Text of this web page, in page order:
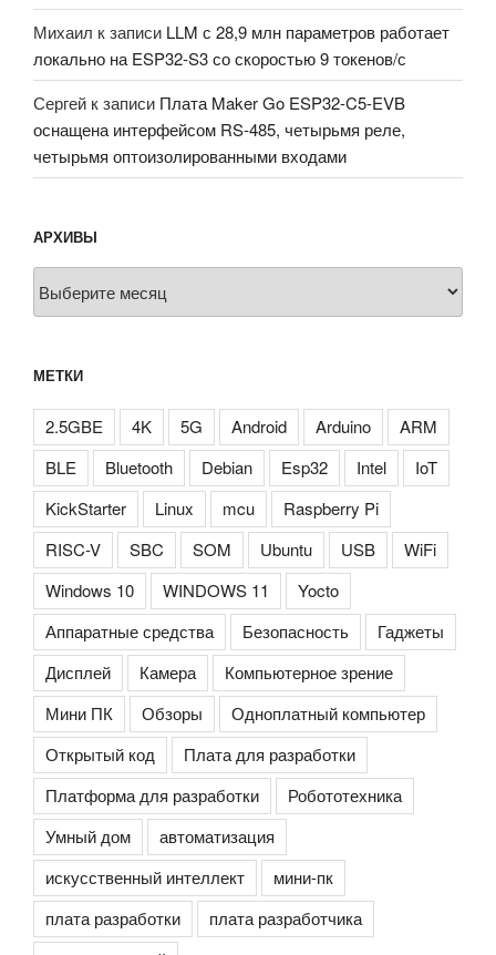
Михаил к записи LLM с 28,9 млн параметров работает
локально на ESP32-S3 со скоростью 9 токенов/с
Сергей к записи Плата Maker Go ESP32-C5-EVB
оснащена интерфейсом RS-485, четырьмя реле,
четырьмя оптоизолированными входами
АРХИВЫ
МЕТКИ
2.5GBE 4K 5G Android Arduino
ARM
BLE
Bluetooth Debian Esp32 Intel
IoT
KickStarter
Linux mcu
Raspberry Pi
RISC-V
SBC SOM Ubuntu USB
WiFi
Windows 10
WINDOWS 11
Yocto
Аппаратные средства
Безопасность
Гаджеты
Дисплей
Камера
Компьютерное зрение
Мини ПК
Обзоры
Одноплатный компьютер
Открытый код
Плата для разработки
Платформа для разработки
Робототехника
Умный дом
автоматизация
искусственный интеллект
мини-пк
плата разработки
плата разработчика